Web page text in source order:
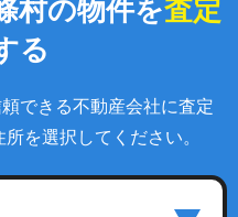
村の物件を査定
る
できる不動産会社に査定
を選択してください。